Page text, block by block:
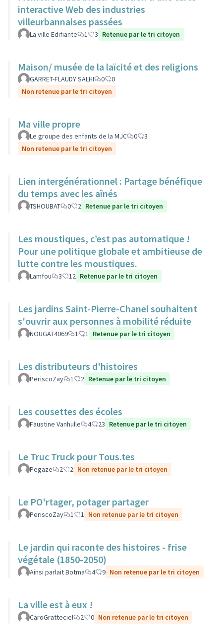
interactive Web des industries
villeurbannaises passées
La ville Edifiante 1 3 Retenue par le tri citoyen
Maison/ musée de la laïcité et des religions
GARRET-FLAUDY SALHI 0
0
Non retenue par le tri citoyen
Ma ville propre
Le groupe des enfants de la MJC 0
3
Non retenue par le tri citoyen
Lien intergénérationnel : Partage bénéfique
du temps avec les aînés
TSHOUBAT 0 2 Retenue par le tri citoyen
Les moustiques, c’est pas automatique !
Pour une politique globale et ambitieuse de
lutte contre les moustiques.
Lamfou 3 12 Retenue par le tri citoyen
Les jardins Saint-Pierre-Chanel souhaitent
s'ouvrir aux personnes à mobilité réduite
NOUGAT4069 1 1 Retenue par le tri citoyen
Les distributeurs d'histoires
PeriscoZay 1 2 Retenue par le tri citoyen
Les cousettes des écoles
Faustine Vanhulle 4 23 Retenue par le tri citoyen
Le Truc Truck pour Tous.tes
Pegaze 2 2 Non retenue par le tri citoyen
Le PO'rtager, potager partager
PeriscoZay 1 1 Non retenue par le tri citoyen
Le jardin qui raconte des histoires - frise
végétale (1850-2050)
Ainsi parlait Botma 4 9 Non retenue par le tri citoyen
La ville est à eux !
CaroGratteciel 2 0 Non retenue par le tri citoyen